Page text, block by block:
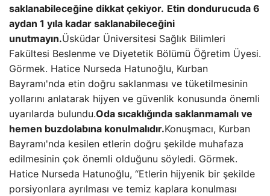
saklanabileceğine dikkat çekiyor. Etin dondurucuda 6
aydan 1 yıla kadar saklanabileceğini
unutmayın.Üsküdar Üniversitesi Sağlık Bilimleri
Fakültesi Beslenme ve Diyetetik Bölümü Öğretim Üyesi.
Görmek. Hatice Nurseda Hatunoğlu, Kurban
Bayramı'nda etin doğru saklanması ve tüketilmesinin
yollarını anlatarak hijyen ve güvenlik konusunda önemli
uyarılarda bulundu.Oda sıcaklığında saklanmamalı ve
hemen buzdolabına konulmalıdır.Konuşmacı, Kurban
Bayramı'nda kesilen etlerin doğru şekilde muhafaza
edilmesinin çok önemli olduğunu söyledi. Görmek.
Hatice Nurseda Hatunoğlu, “Etlerin hijyenik bir şekilde
porsiyonlara ayrılması ve temiz kaplara konulması